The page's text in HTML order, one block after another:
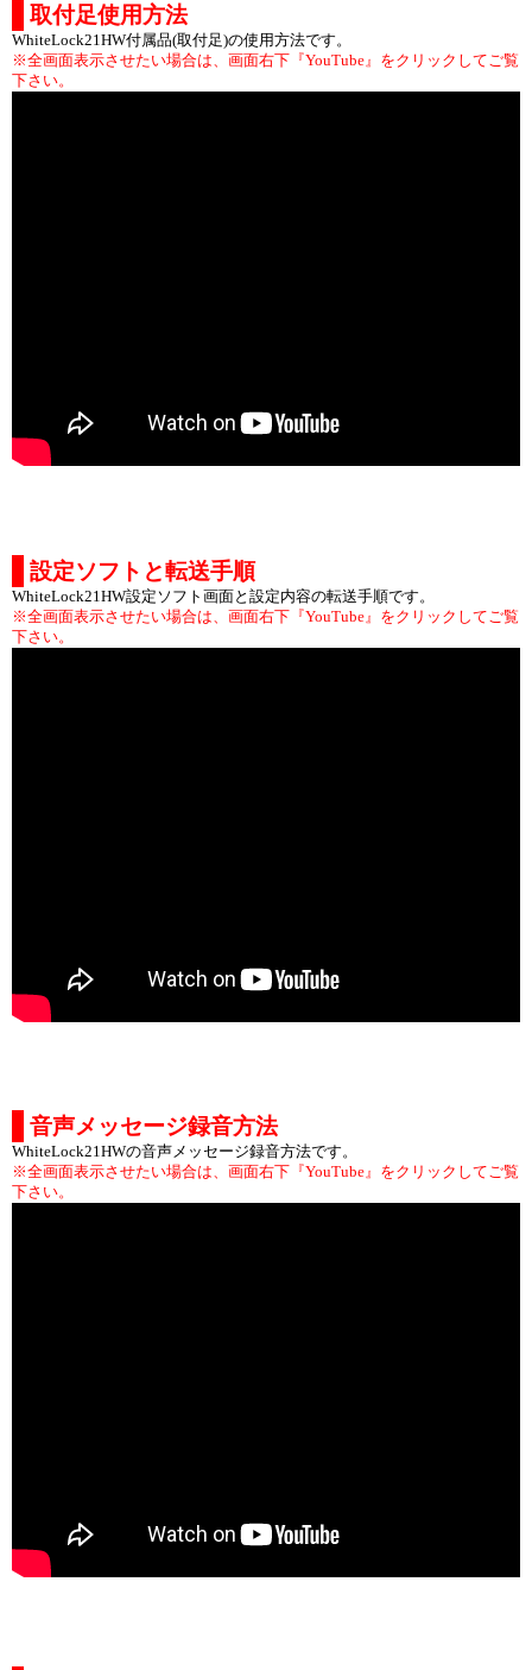
取付足使用方法
WhiteLock21HW付属品(取付足)の使用方法です。
※全画面表示させたい場合は、画面右下『YouTube』をクリックしてご覧
下さい。
設定ソフトと転送手順
WhiteLock21HW設定ソフト画面と設定内容の転送手順です。
※全画面表示させたい場合は、画面右下『YouTube』をクリックしてご覧
下さい。
音声メッセージ録音方法
WhiteLock21HWの音声メッセージ録音方法です。
※全画面表示させたい場合は、画面右下『YouTube』をクリックしてご覧
下さい。